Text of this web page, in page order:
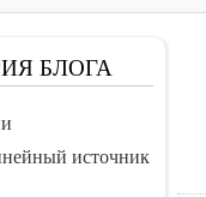
БЛОГА
источник